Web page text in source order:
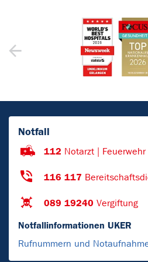
Notfall
112 Notarzt | Feuerwehr
116 117
089 19240 Vergiftung
Notfallinformationen UKER
Rufnummern und